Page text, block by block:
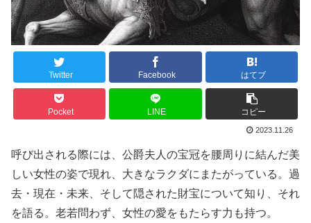
Twitter Facebook はてブ
Pocket LINE コピー
2023.11.26
呼び出される際には、公爵夫人の宝冠を腰周りに結んだ美
しい女性の姿で現れ、大きなラクダにまたがっている。過
去・現在・未来、そして隠された財宝について知り、それ
を語る。老若問わず、女性の愛をもたらす力も持つ。